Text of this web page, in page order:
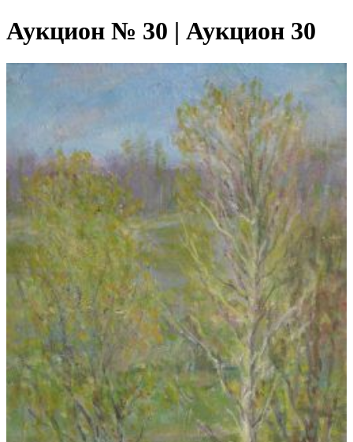
Аукцион № 30 | Аукцион 30